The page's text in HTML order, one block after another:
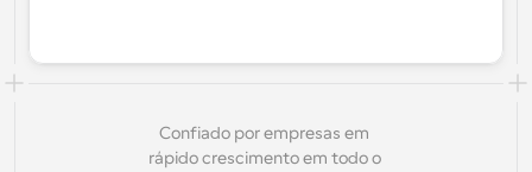
Confiado por empresas em
rápido crescimento em todo o